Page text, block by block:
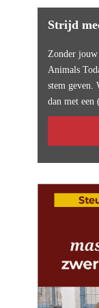
Strijd
Zonder
Animals
stem geven.
dan met een